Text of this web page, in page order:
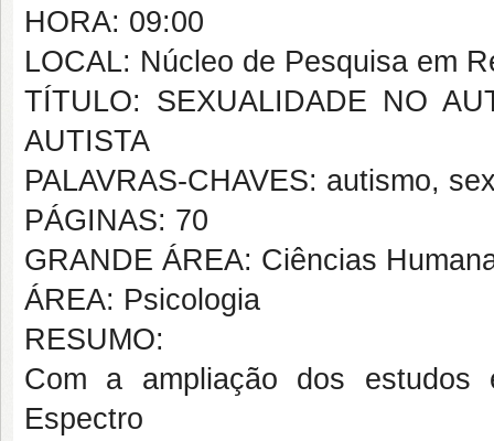
HORA: 09:00
LOCAL: Núcleo de Pesquisa em
TÍTULO: SEXUALIDADE NO
AUTISTA
PALAVRAS-CHAVES: autismo,
PÁGINAS: 70
GRANDE ÁREA: Ciências
ÁREA: Psicologia
RESUMO:
Com a ampliação dos estudos
Espectro